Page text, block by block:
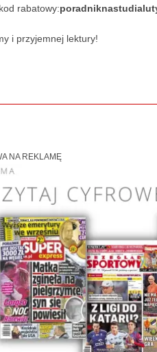
rabatowy:
i przyjemnej lektury!
NA REKLAMĘ